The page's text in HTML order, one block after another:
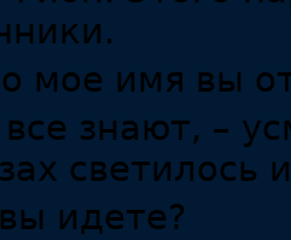
мое имя вы
все знают, –
светилось
идете?